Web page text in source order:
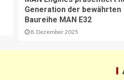
Generation der bewährten
Baureihe MAN E32
8. Dezember 2025